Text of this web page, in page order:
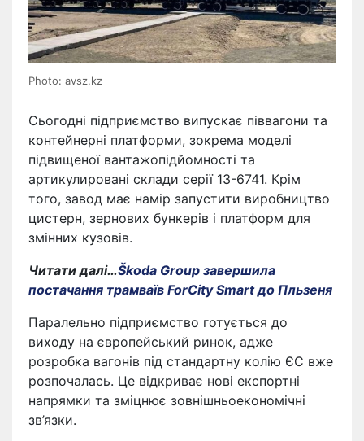
Photo: avsz.kz
Сьогодні підприємство випускає піввагони та
контейнерні платформи, зокрема моделі
підвищеної вантажопідйомності та
артикулировані склади серії 13-6741. Крім
того, завод має намір запустити виробництво
цистерн, зернових бункерів і платформ для
змінних кузовів.
Читати далі…Škoda Group завершила
постачання трамваїв ForCity Smart до Пльзеня
Паралельно підприємство готується до
виходу на європейський ринок, адже
розробка вагонів під стандартну колію ЄС вже
розпочалась. Це відкриває нові експортні
напрямки та зміцнює зовнішньоекономічні
зв’язки.